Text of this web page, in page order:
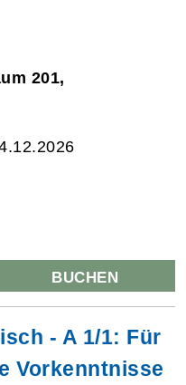
201,
BUCHEN
- A 1/1: Für
Vorkenntnisse